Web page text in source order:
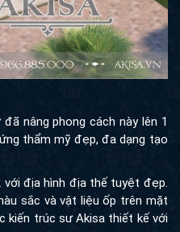
nâng phong cách này lên 1
thẩm mỹ đẹp, đa dạng tạo
địa hình địa thế tuyệt đẹp.
sắc và vật liệu ốp trên mặt
kiến trúc sư Akisa thiết kế với